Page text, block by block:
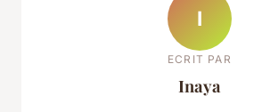
I
ECRIT PAR
Inaya